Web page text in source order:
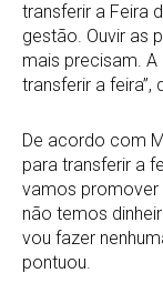
transferir a Feira
gestão. Ouvir as
mais precisam.
transferir a feira”,
De acordo com
para transferir a
vamos promover
não temos
vou fazer
pontuou.